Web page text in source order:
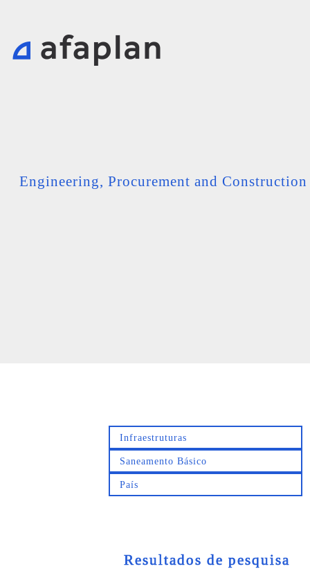
Engineering, Procurement and Construction
Resultados de pesquisa